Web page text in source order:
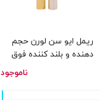
ریمل ایو سن لورن حجم
دهنده و بلند کننده فوق
ناموجود